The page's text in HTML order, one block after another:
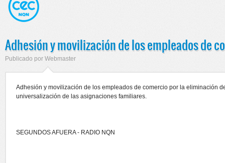
Adhesión y movilización de los empleados de
Publicado por Webmaster
Adhesión y movilización de los empleados de comercio por la eliminación
universalización de las asignaciones familiares.
SEGUNDOS AFUERA - RADIO NQN